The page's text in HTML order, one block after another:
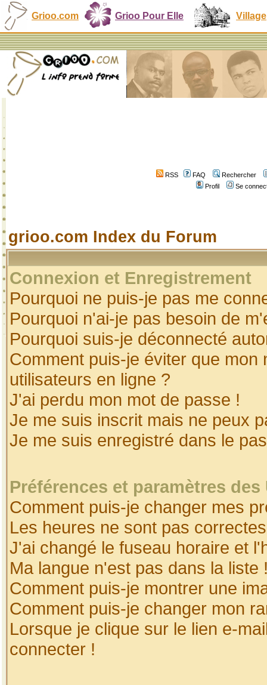
Grioo.com Grioo Pour Elle Village
RSS FAQ
Rechercher
Profil
Se
grioo.com Index du Forum
Connexion et Enregistrement
Pourquoi ne puis-je pas me
Pourquoi n'ai-je pas besoin de
Pourquoi suis-je déconnecté
Comment puis-je éviter que
utilisateurs en ligne ?
J'ai perdu mon mot de passe !
Je me suis inscrit mais ne peux
Je me suis enregistré dans le
Préférences et paramètres
Comment puis-je changer mes
Les heures ne sont pas
J'ai changé le fuseau horaire et
Ma langue n'est pas dans la liste
Comment puis-je montrer une
Comment puis-je changer mon
Lorsque je clique sur le lien e-
connecter !